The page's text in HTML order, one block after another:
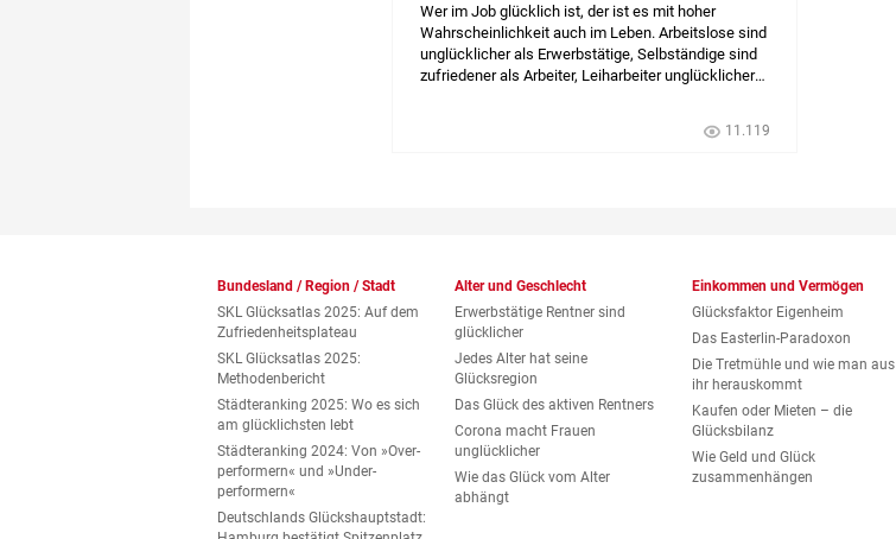
Wer im Job glücklich ist, der ist es mit hoher
Wahrscheinlichkeit auch im Leben. Arbeitslose sind
unglücklicher als Erwerbstätige, Selbständige sind
zufriedener als Arbeiter, Leiharbeiter unglücklicher
11.119
Bundesland / Region / Stadt
SKL Glücksatlas 2025: Auf dem
Zufriedenheitsplateau
SKL Glücksatlas 2025:
Methodenbericht
Städteranking 2025: Wo es sich
am glücklichsten lebt
Städteranking 2024: Von »Over­
performern« und »Under­
performern«
Deutschlands Glückshauptstadt:
Alter und Geschlecht
Erwerbstätige Rentner sind
glücklicher
Jedes Alter hat seine
Glücksregion
Das Glück des aktiven Rentners
Corona macht Frauen
unglücklicher
Wie das Glück vom Alter
abhängt
Einkommen und Vermögen
Glücksfaktor Eigenheim
Das Easterlin-Paradoxon
Die Tretmühle und wie man aus
ihr herauskommt
Kaufen oder Mieten – die
Glücksbilanz
Wie Geld und Glück
zusammenhängen